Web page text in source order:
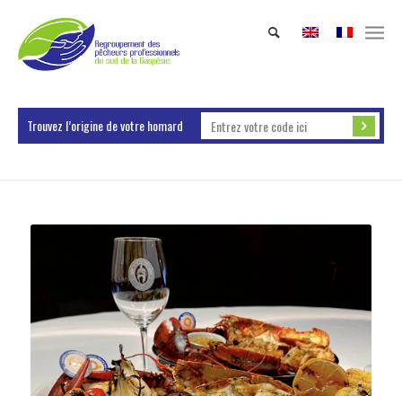
Trouvez l’origine de votre homard